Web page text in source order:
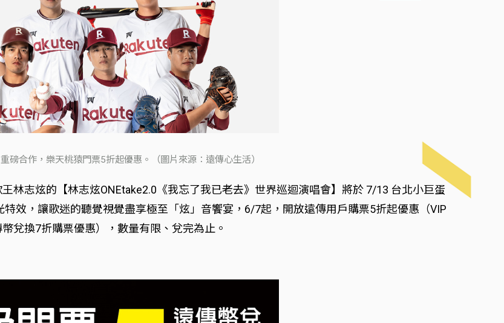
磅合作，樂天桃猿門票5折起優惠。（圖片來源：遠傳心生活）
林志炫的【林志炫ONEtake2.0《我忘了我已老去》世界巡迴演唱會】將於 7/13 台北小巨蛋
效，讓歌迷的聽覺視覺盡享極至「炫」音饗宴，6/7起，開放遠傳用戶購票5折起優惠（VIP
兌換7折購票優惠），數量有限、兌完為止。